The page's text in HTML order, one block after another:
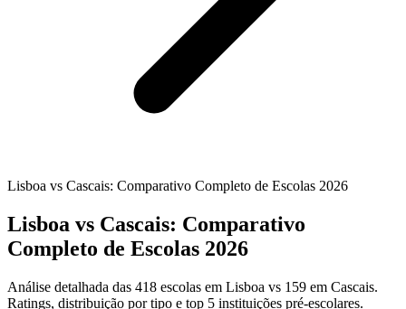
Lisboa vs Cascais: Comparativo Completo de Escolas 2026
Lisboa vs Cascais: Comparativo
Completo de Escolas 2026
Análise detalhada das 418 escolas em Lisboa vs 159 em Cascais.
Ratings, distribuição por tipo e top 5 instituições pré-escolares.